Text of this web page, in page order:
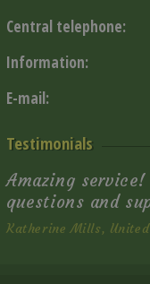
Central telephone:
Information:
E-mail:
Testimonials
Amazing
questions and
Katherine Mills,